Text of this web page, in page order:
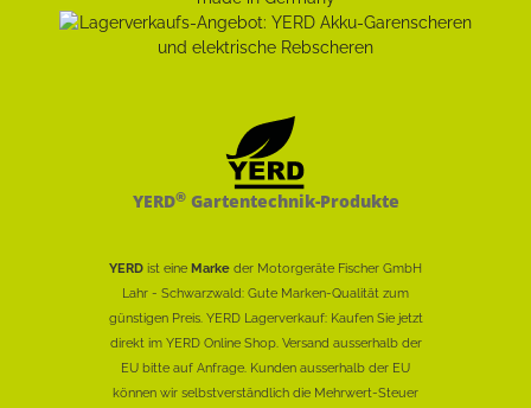
YERD®Gartentechnik-Produkte
YERD ist eine Marke der Motorgeräte Fischer GmbH
Lahr - Schwarzwald: Gute Marken-Qualität zum
günstigen Preis. YERD Lagerverkauf: Kaufen Sie jetzt
direkt im YERD Online Shop. Versand ausserhalb der
EU bitte auf Anfrage. Kunden ausserhalb der EU
können wir selbstverständlich die Mehrwert-Steuer